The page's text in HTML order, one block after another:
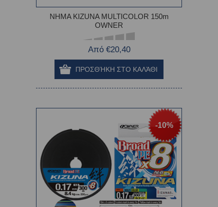
ΝΗΜΑ KIZUNA MULTICOLOR 150m
OWNER
Από €20,40
-10%